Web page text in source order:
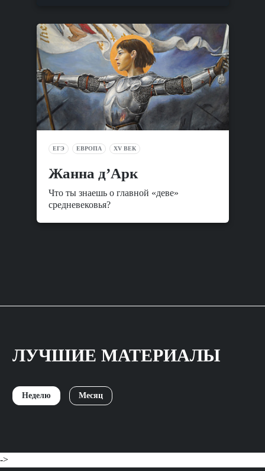
ЕГЭ ЕВРОПА XV ВЕК
Жанна д’Арк
Что ты знаешь о главной «деве»
средневековья?
ЛУЧШИЕ МАТЕРИАЛЫ
Неделю Месяц
->